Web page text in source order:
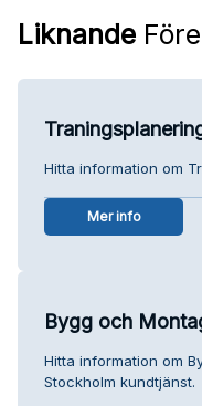
Liknande
Hitta information om
Mer info
Bygg och
Hitta information om
Stockholm kundtjänst.